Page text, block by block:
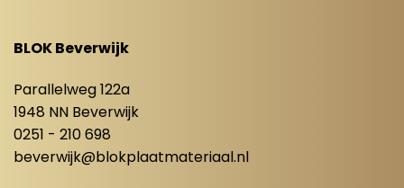
BLOK Beverwijk
Parallelweg 122a
1948 NN Beverwijk
0251 - 210 698
beverwijk@blokplaatmateriaal.nl